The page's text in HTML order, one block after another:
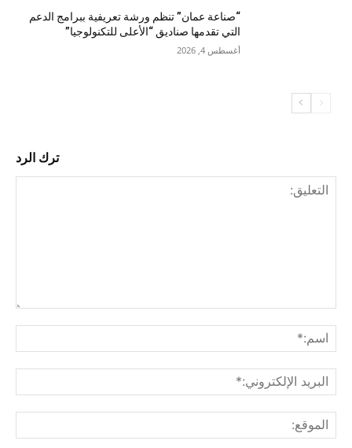
“صناعة عمان” تنظم ورشة تعريفية ببرامج الدعم
التي تقدمها صناديق “الأعلى للتكنولوجيا”
أغسطس 4, 2026
ترك الرد